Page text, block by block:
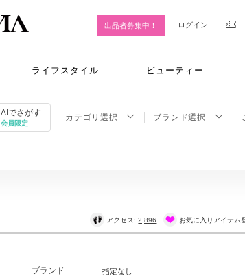
出品者募集中！ ログイン
ライフスタイル ビューティー
AIでさがす
会員限定
カテゴリ選択 ブランド選択
アクセス:2,896 お気に入りアイテム
ブランド 指定なし